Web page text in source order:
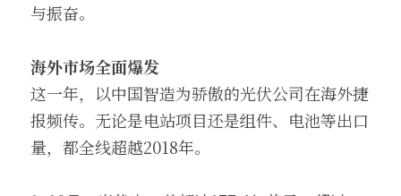
与振奋。
海外市场全面爆发
这一年，以中国智造为骄傲的光伏公司在海外捷
报频传。无论是电站项目还是组件、电池等出口
量，都全线超越2018年。